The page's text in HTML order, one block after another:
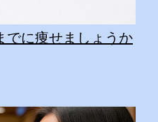
でに痩せましょうか